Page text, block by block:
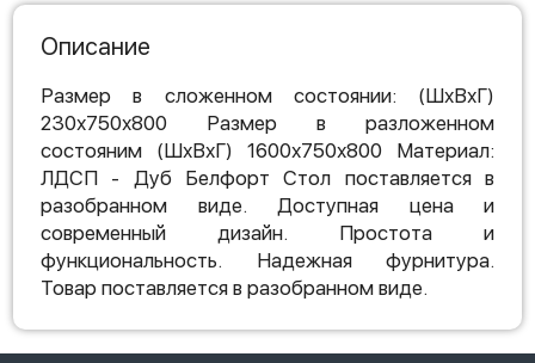
Описание
Размер в сложенном состоянии: (ШхВхГ)
230х750х800 Размер в разложенном
состояним (ШхВхГ) 1600х750х800 Материал:
ЛДСП - Дуб Белфорт Стол поставляется в
разобранном виде. Доступная цена и
современный дизайн. Простота и
функциональность. Надежная фурнитура.
Товар поставляется в разобранном виде.